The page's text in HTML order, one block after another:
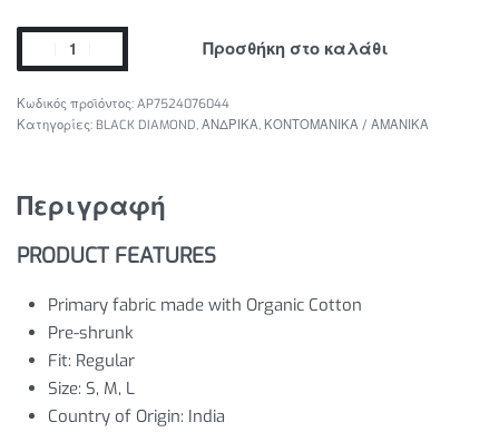
Προσθήκη στο καλάθι
AP7524076044
Κατηγορίες: BLACK DIAMOND, ΑΝΔΡΙΚΑ, ΚΟΝΤΟΜΑΝΙΚΑ / ΑΜΑΝΙΚΑ
Περιγραφή
PRODUCT FEATURES
Primary fabric made with Organic Cotton
Pre-shrunk
Fit: Regular
Size: S, M, L
Country of Origin: India